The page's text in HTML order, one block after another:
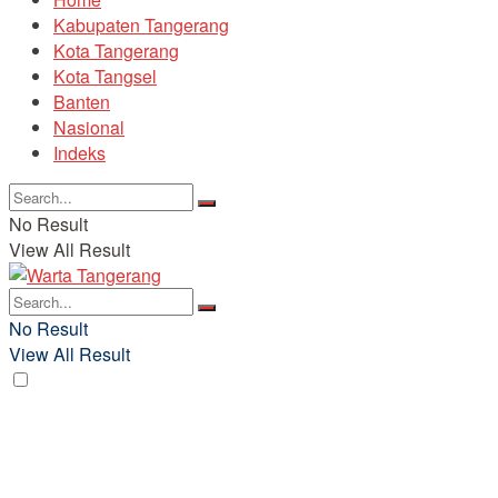
Kabupaten Tangerang
Kota Tangerang
Kota Tangsel
Banten
Nasional
Indeks
No Result
View All Result
No Result
View All Result